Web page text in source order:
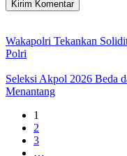
Wakapolri Tekankan
Polri
Seleksi Akpol 2026 Beda
Menantang
1
2
3
…